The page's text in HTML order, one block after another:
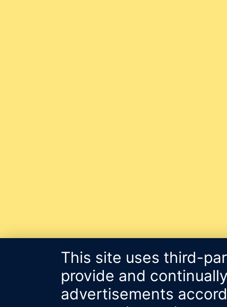
This site uses third-
provide and
advertisements